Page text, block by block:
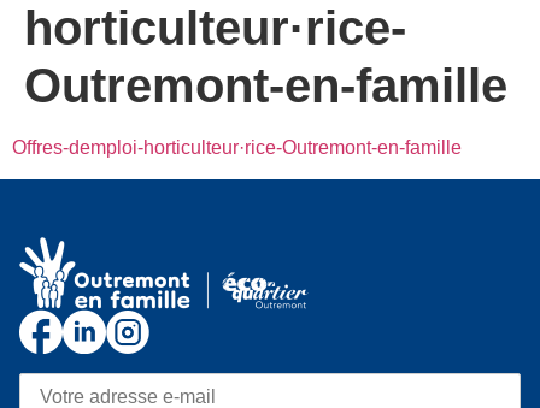
horticulteur·rice-
Outremont-en-famille
Offres-demploi-horticulteur·rice-Outremont-en-famille